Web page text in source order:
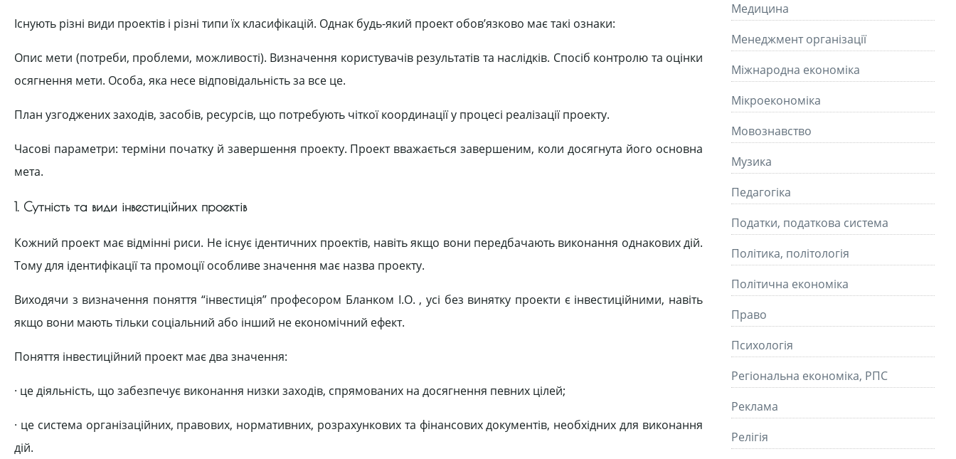
Існують різні види проектів і різні типи їх класифікацій. Однак будь-який проект обов’язково має такі ознаки:
Опис мети (потреби, проблеми, можливості). Визначення користувачів результатів та наслідків. Спосіб контролю та оцінки
осягнення мети. Особа, яка несе відповідальність за все це.
План узгоджених заходів, засобів, ресурсів, що потребують чіткої координації у процесі реалізації проекту.
Часові параметри: терміни початку й завершення проекту. Проект вважається завершеним, коли досягнута його основна
мета.
1. Сутність та види інвестиційних проектів
Кожний проект має відмінні риси. Не існує ідентичних проектів, навіть якщо вони передбачають виконання однакових дій.
Тому для ідентифікації та промоції особливе значення має назва проекту.
Виходячи з визначення поняття “інвестиція” професором Бланком І.О. , усі без винятку проекти є інвестиційними, навіть
якщо вони мають тільки соціальний або інший не економічний ефект.
Поняття інвестиційний проект має два значення:
· це діяльність, що забезпечує виконання низки заходів, спрямованих на досягнення певних цілей;
· це система організаційних, правових, нормативних, розрахункових та фінансових документів, необхідних для виконання
дій.
Медицина
Менеджмент організації
Міжнародна економіка
Мікроекономіка
Мовознавство
Музика
Педагогіка
Податки, податкова система
Політика, політологія
Політична економіка
Право
Психологія
Регіональна економіка, РПС
Реклама
Релігія